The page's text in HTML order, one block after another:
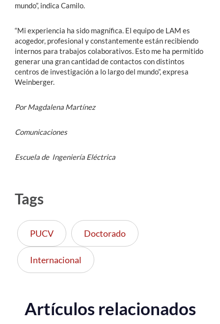
mundo”, indica Camilo.
“Mi experiencia ha sido magnífica. El equipo de LAM es
acogedor, profesional y constantemente están recibiendo
internos para trabajos colaborativos. Esto me ha permitido
generar una gran cantidad de contactos con distintos
centros de investigación a lo largo del mundo”, expresa
Weinberger.
Por Magdalena Martínez
Comunicaciones
Escuela de Ingeniería Eléctrica
Tags
PUCV Doctorado
Internacional
Artículos relacionados